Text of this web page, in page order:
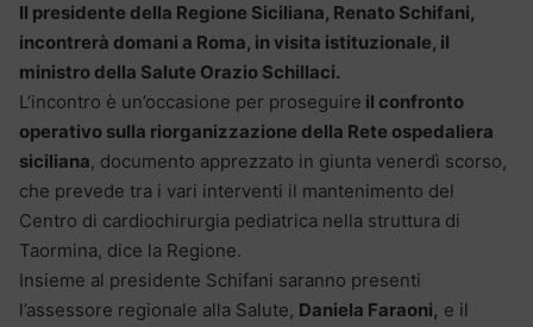
Il presidente della Regione Siciliana, Renato Schifani,
incontrerà domani a Roma, in visita istituzionale, il
ministro della Salute Orazio Schillaci.
L’incontro è un’occasione per proseguire il confronto
operativo sulla riorganizzazione della Rete ospedaliera
siciliana, documento apprezzato in giunta venerdì scorso,
che prevede tra i vari interventi il mantenimento del
Centro di cardiochirurgia pediatrica nella struttura di
Taormina, dice la Regione.
Insieme al presidente Schifani saranno presenti
l’assessore regionale alla Salute, Daniela Faraoni, e il